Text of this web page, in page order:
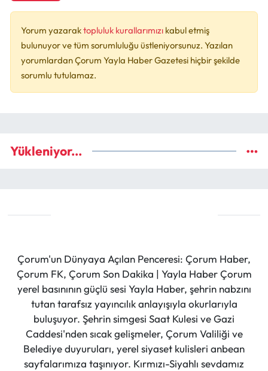
Yorum yazaraktopluluk kurallarımızı kabul etmiş
bulunuyor ve tüm sorumluluğu üstleniyorsunuz. Yazılan
yorumlardan Çorum Yayla Haber Gazetesi hiçbir şekilde
sorumlu tutulamaz.
Yükleniyor...
Çorum'un Dünyaya Açılan Penceresi: Çorum Haber,
Çorum FK, Çorum Son Dakika | Yayla Haber Çorum
yerel basınının güçlü sesi Yayla Haber, şehrin nabzını
tutan tarafsız yayıncılık anlayışıyla okurlarıyla
buluşuyor. Şehrin simgesi Saat Kulesi ve Gazi
Caddesi'nden sıcak gelişmeler, Çorum Valiliği ve
Belediye duyuruları, yerel siyaset kulisleri anbean
sayfalarımıza taşınıyor. Kırmızı-Siyahlı sevdamız